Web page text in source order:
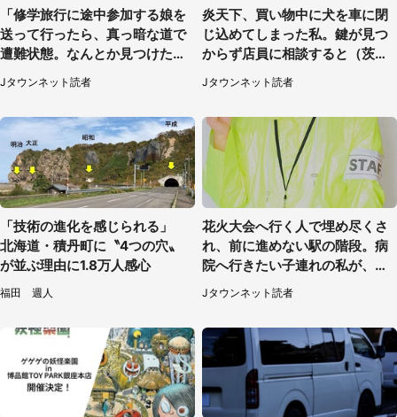
「修学旅行に途中参加する娘を
送って行ったら、真っ暗な道で
遭難状態。なんとか見つけた民
家に助けを求めると、住人の男
性が...」
Jタウンネット読者
炎天下、買い物中に犬を車に閉
じ込めてしまった私。鍵が見つ
からず店員に相談すると（茨城
県・50代女性）
Jタウンネット読者
「技術の進化を感じられる」
北海道・積丹町に〝4つの穴〟
が並ぶ理由に1.8万人感心
福田 週人
花火大会へ行く人で埋め尽くさ
れ、前に進めない駅の階段。病
院へ行きたい子連れの私が、ス
タッフに事情を説明すると...
（埼玉県・女性）
Jタウンネット読者